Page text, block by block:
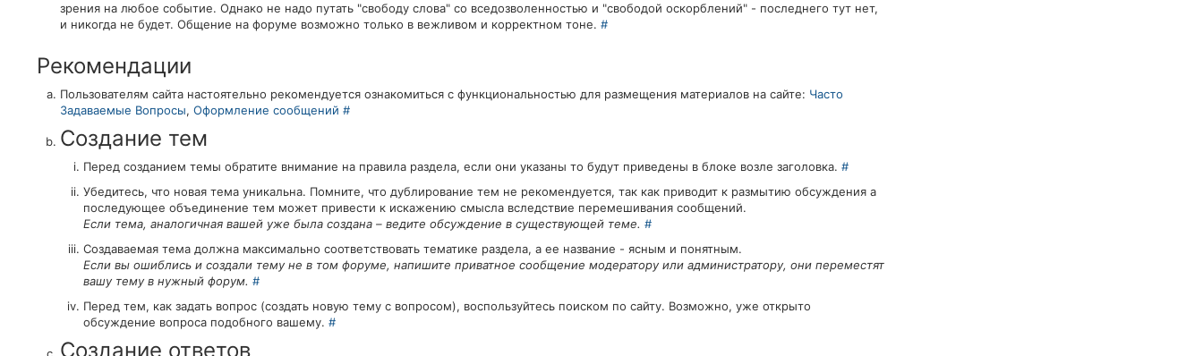
зрения на любое событие. Однако не надо путать "свободу слова" со вседозволенностью и "свободой оскорблений" - последнего тут нет,
и никогда не будет. Общение на форуме возможно только в вежливом и корректном тоне. #
Рекомендации
Пользователям сайта настоятельно рекомендуется ознакомиться с функциональностью для размещения материалов на сайте: Часто
Задаваемые Вопросы, Оформление сообщений #
Создание тем
Перед созданием темы обратите внимание на правила раздела, если они указаны то будут приведены в блоке возле заголовка. #
Убедитесь, что новая тема уникальна. Помните, что дублирование тем не рекомендуется, так как приводит к размытию обсуждения а
последующее объединение тем может привести к искажению смысла вследствие перемешивания сообщений.
Если тема, аналогичная вашей уже была создана – ведите обсуждение в существующей теме. #
Создаваемая тема должна максимально соответствовать тематике раздела, а ее название - ясным и понятным.
Если вы ошиблись и создали тему не в том форуме, напишите приватное сообщение модератору или администратору, они переместят
вашу тему в нужный форум. #
Перед тем, как задать вопрос (создать новую тему с вопросом), воспользуйтесь поиском по сайту. Возможно, уже открыто
обсуждение вопроса подобного вашему. #
Создание ответов